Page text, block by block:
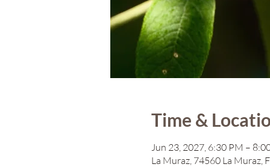
Time &
Jun 23, 2027, 6:30 PM –
La Muraz, 74560 La Muraz,